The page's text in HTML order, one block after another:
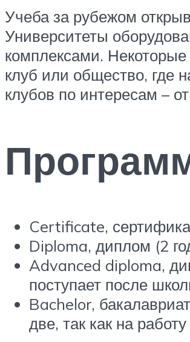
Учеба за рубежом
Университеты
комплексами.
клуб или общество, где
клубов по интересам –
Certificate,
Diploma, диплом (2
Advanced diploma,
поступает после
Bachelor,
две, так как на